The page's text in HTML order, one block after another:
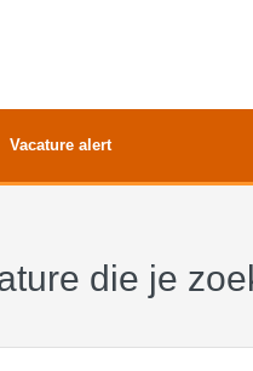
Vacature alert
die je